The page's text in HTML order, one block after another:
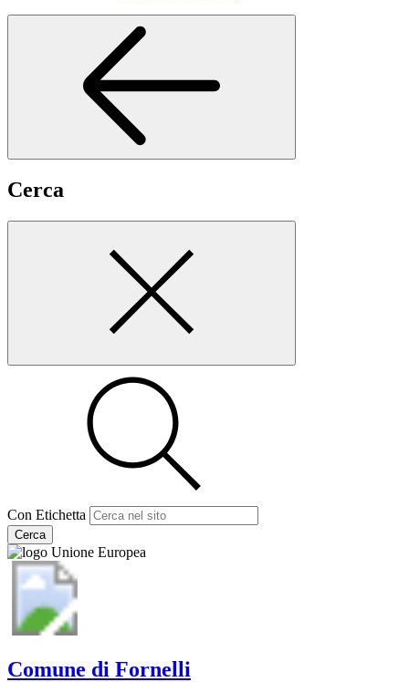
Cerca
Con Etichetta
Cerca
Comune di Fornelli